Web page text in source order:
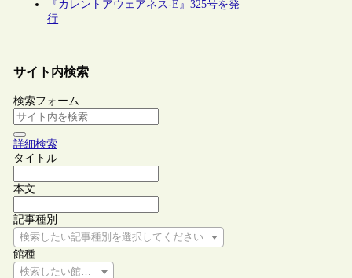
『カレントアウェアネス-E』325号を発
行
サイト内検索
検索フォーム
詳細検索
タイトル
本文
記事種別
検索したい記事種別を選択してください
館種
検索したい館種を選択してください